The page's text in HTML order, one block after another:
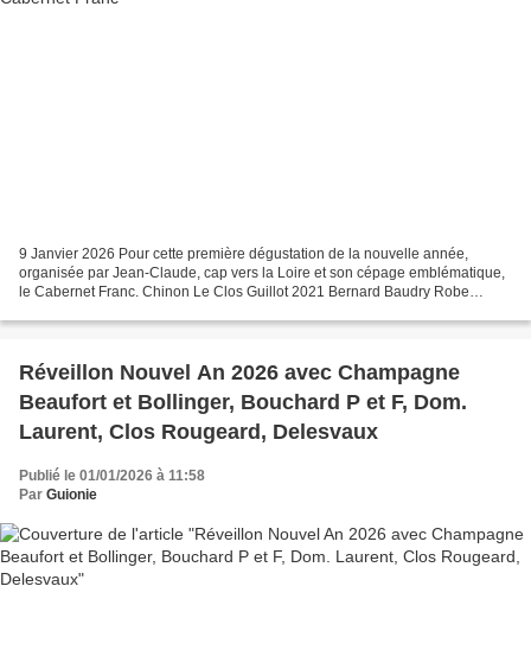
9 Janvier 2026 Pour cette première dégustation de la nouvelle année,
organisée par Jean-Claude, cap vers la Loire et son cépage emblématique,
le Cabernet Franc. Chinon Le Clos Guillot 2021 Bernard Baudry Robe
Réveillon Nouvel An 2026 avec Champagne
Beaufort et Bollinger, Bouchard P et F, Dom.
Laurent, Clos Rougeard, Delesvaux
Publié le 01/01/2026 à 11:58
Par Guionie